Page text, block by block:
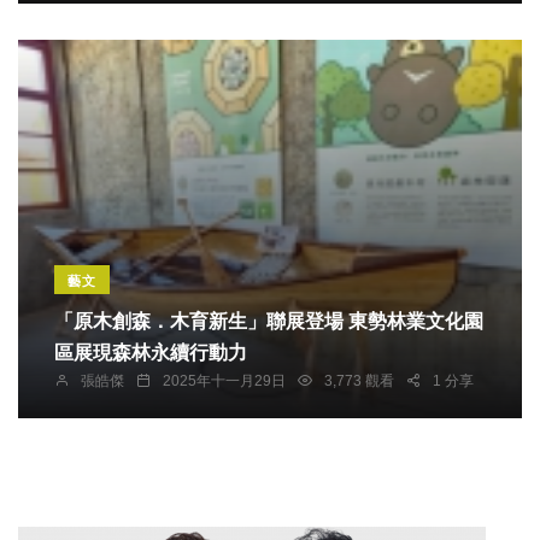
藝文
「原木創森．木育新生」聯展登場 東勢林業文化園
區展現森林永續行動力
張皓傑 2025年十一月29日 3,773 觀看 1 分享